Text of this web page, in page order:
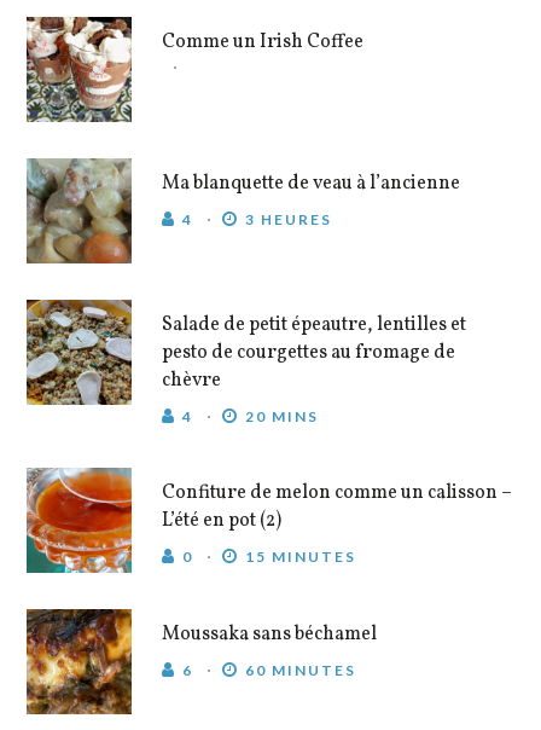
Comme un Irish Coffee
Ma blanquette de veau à l’ancienne
4 3 HEURES
Salade de petit épeautre, lentilles et
pesto de courgettes au fromage de
chèvre
4 20 MINS
Confiture de melon comme un calisson –
L’été en pot (2)
0 15 MINUTES
Moussaka sans béchamel
6 60 MINUTES